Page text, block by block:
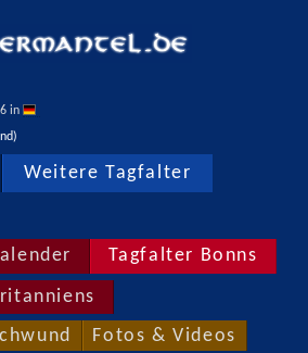
in
Weitere Tagfalter
Tagfalter Bonns
Fotos & Videos